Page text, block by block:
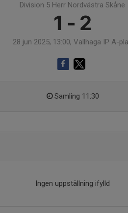
Division 5 Herr Nordvästra Skåne
1 - 2
28 jun 2025, 13:00, Vallhaga IP A-
Samling 11:30
Ingen uppställning ifylld